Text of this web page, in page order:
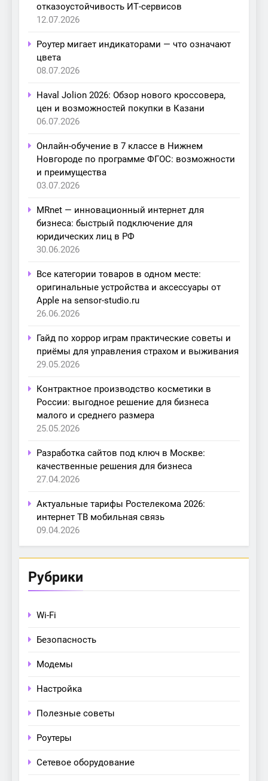
отказоустойчивость ИТ-сервисов
12.07.2026
Роутер мигает индикаторами — что означают
цвета
08.07.2026
Haval Jolion 2026: Обзор нового кроссовера,
цен и возможностей покупки в Казани
06.07.2026
Онлайн-обучение в 7 классе в Нижнем
Новгороде по программе ФГОС: возможности
и преимущества
03.07.2026
MRnet — инновационный интернет для
бизнеса: быстрый подключение для
юридических лиц в РФ
30.06.2026
Все категории товаров в одном месте:
оригинальные устройства и аксессуары от
Apple на sensor-studio.ru
26.06.2026
Гайд по хоррор играм практические советы и
приёмы для управления страхом и выживания
29.05.2026
Контрактное производство косметики в
России: выгодное решение для бизнеса
малого и среднего размера
25.05.2026
Разработка сайтов под ключ в Москве:
качественные решения для бизнеса
27.04.2026
Актуальные тарифы Ростелекома 2026:
интернет ТВ мобильная связь
09.04.2026
Рубрики
Wi-Fi
Безопасность
Модемы
Настройка
Полезные советы
Роутеры
Сетевое оборудование